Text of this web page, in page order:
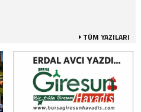
TÜM YAZILARI